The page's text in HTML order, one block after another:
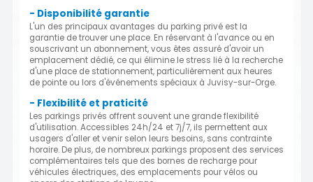
- Disponibilité garantie
L'un des principaux avantages du parking privé est la
garantie de trouver une place. En réservant à l'avance ou en
souscrivant un abonnement, vous êtes assuré d'avoir un
emplacement dédié, ce qui élimine le stress lié à la recherche
d'une place de stationnement, particulièrement aux heures
de pointe ou lors d'événements spéciaux à Juvisy-sur-Orge.
- Flexibilité et praticité
Les parkings privés offrent souvent une grande flexibilité
d'utilisation. Accessibles 24h/24 et 7j/7, ils permettent aux
usagers d'aller et venir selon leurs besoins, sans contrainte
horaire. De plus, de nombreux parkings proposent des services
complémentaires tels que des bornes de recharge pour
véhicules électriques, des emplacements pour vélos ou